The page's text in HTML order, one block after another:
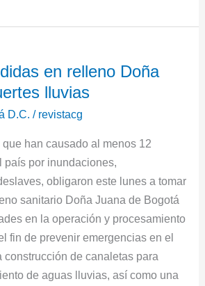
en relleno Doña
lluvias
D.C. / revistacg
han causado al menos 12
país por inundaciones,
obligaron este lunes a tomar
sanitario Doña Juana de Bogotá
en la operación y procesamiento
fin de prevenir emergencias en el
construcción de canaletas para
de aguas lluvias, así como una